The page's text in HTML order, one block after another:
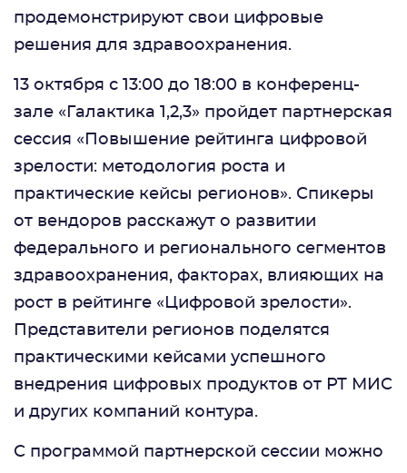
продемонстрируют свои цифровые
решения для здравоохранения.
13 октября с 13:00 до 18:00 в конференц-
зале «Галактика 1,2,3» пройдет партнерская
сессия «Повышение рейтинга цифровой
зрелости: методология роста и
практические кейсы регионов». Спикеры
от вендоров расскажут о развитии
федерального и регионального сегментов
здравоохранения, факторах, влияющих на
рост в рейтинге «Цифровой зрелости».
Представители регионов поделятся
практическими кейсами успешного
внедрения цифровых продуктов от РТ МИС
и других компаний контура.
С программой партнерской сессии можно